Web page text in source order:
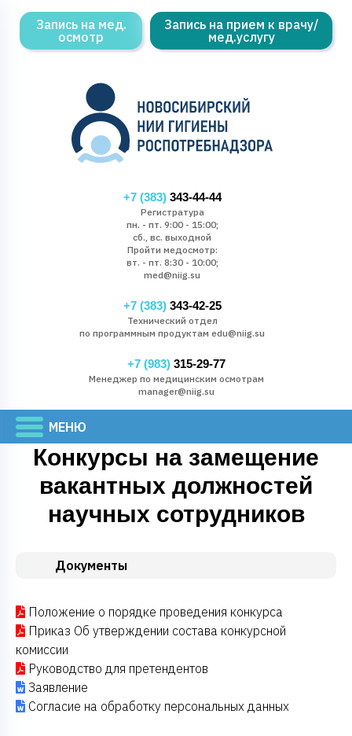
Запись на мед.
осмотр
Запись на прием к врачу/
мед.услугу
+7 (383)343-44-44
Регистратура
пн. - пт. 9:00 - 15:00;
сб., вс. выходной
Пройти медосмотр:
вт. - пт. 8:30 - 10:00;
med@niig.su
+7 (383)343-42-25
Технический отдел
по программным продуктам edu@niig.su
+7 (983)315-29-77
Менеджер по медицинским осмотрам
manager@niig.su
Конкурсы на замещение
вакантных должностей
научных сотрудников
Документы
Положение о порядке проведения конкурса
Приказ Об утверждении состава конкурсной
комиссии
Руководство для претендентов
Заявление
Согласие на обработку персональных данных